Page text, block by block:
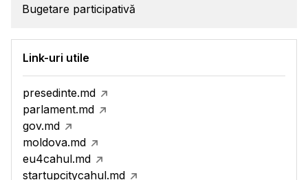
Bugetare participativă
Link-uri utile
presedinte.md
parlament.md
gov.md
moldova.md
eu4cahul.md
startupcitycahul.md